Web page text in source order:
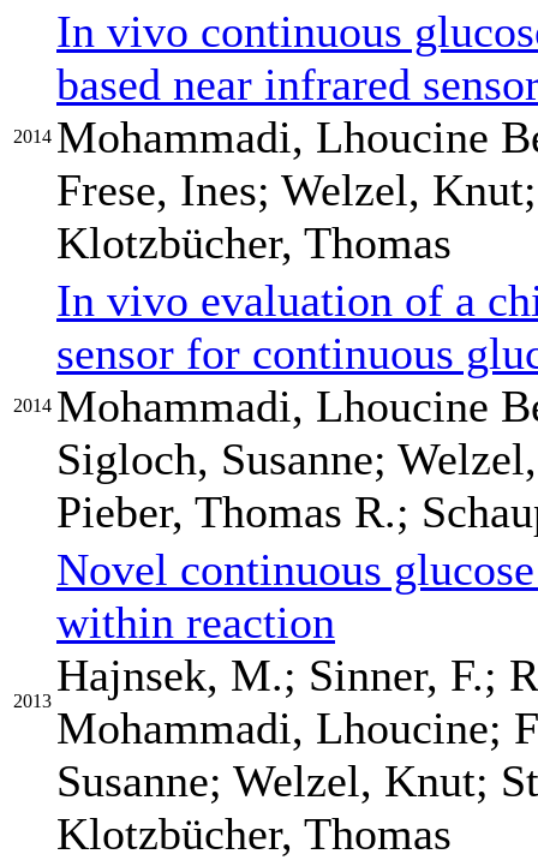
2014
In vivo continuous
based near infrared
Mohammadi, Lhoucine
Frese, Ines; Welzel,
Klotzbücher, Thomas
2014
In vivo evaluation of a
sensor for continuous
Mohammadi, Lhoucine
Sigloch, Susanne;
Pieber, Thomas R.;
2013
Novel continuous
within reaction
Hajnsek, M.; Sinner, F.;
Mohammadi, Lhoucine;
Susanne; Welzel, Knut;
Klotzbücher, Thomas